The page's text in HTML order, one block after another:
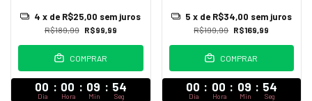
R$189,99 R$99,99
4 x de R$25,00 sem juros
COMPRAR
00 : 00 : 09 : 52
Dia Hora Min Seg
R$199,99 R$169,99
5 x de R$34,00 sem juros
COMPRAR
00 : 00 : 09 : 52
Dia Hora Min Seg